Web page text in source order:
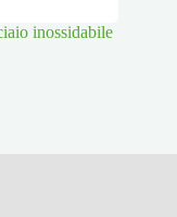
inossidabile